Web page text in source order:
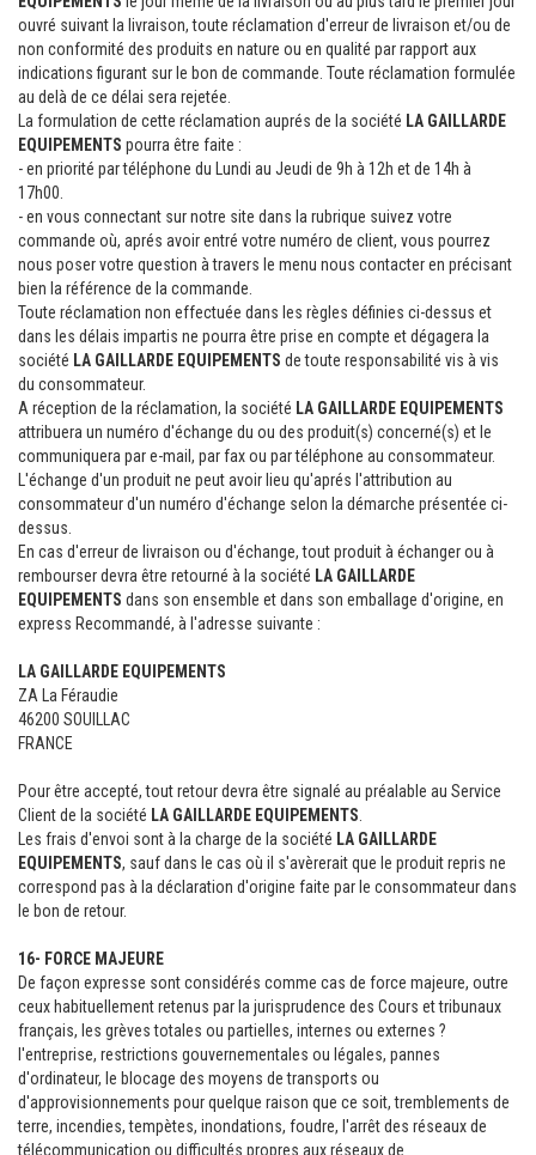
ouvré suivant la livraison, toute réclamation d'erreur de livraison et/ou de
non conformité des produits en nature ou en qualité par rapport aux
indications figurant sur le bon de commande. Toute réclamation formulée
au delà de ce délai sera rejetée.
La formulation de cette réclamation auprés de la société LA GAILLARDE
EQUIPEMENTS pourra être faite :
- en priorité par téléphone du Lundi au Jeudi de 9h à 12h et de 14h à
17h00.
- en vous connectant sur notre site dans la rubrique suivez votre
commande où, aprés avoir entré votre numéro de client, vous pourrez
nous poser votre question à travers le menu nous contacter en précisant
bien la référence de la commande.
Toute réclamation non effectuée dans les règles définies ci-dessus et
dans les délais impartis ne pourra être prise en compte et dégagera la
société LA GAILLARDE EQUIPEMENTS de toute responsabilité vis à vis
du consommateur.
A réception de la réclamation, la société LA GAILLARDE EQUIPEMENTS
attribuera un numéro d'échange du ou des produit(s) concerné(s) et le
communiquera par e-mail, par fax ou par téléphone au consommateur.
L'échange d'un produit ne peut avoir lieu qu'aprés l'attribution au
consommateur d'un numéro d'échange selon la démarche présentée ci-
dessus.
En cas d'erreur de livraison ou d'échange, tout produit à échanger ou à
rembourser devra être retourné à la société LA GAILLARDE
EQUIPEMENTS dans son ensemble et dans son emballage d'origine, en
express Recommandé, à l'adresse suivante :
LA GAILLARDE EQUIPEMENTS
ZA La Féraudie
46200 SOUILLAC
FRANCE
Pour être accepté, tout retour devra être signalé au préalable au Service
Client de la société LA GAILLARDE EQUIPEMENTS
Les frais d'envoi sont à la charge de la société LA GAILLARDE
EQUIPEMENTS, sauf dans le cas où il s'avèrerait que le produit repris ne
correspond pas à la déclaration d'origine faite par le consommateur dans
le bon de retour.
16- FORCE MAJEURE
De façon expresse sont considérés comme cas de force majeure, outre
ceux habituellement retenus par la jurisprudence des Cours et tribunaux
français, les grèves totales ou partielles, internes ou externes ?
l'entreprise, restrictions gouvernementales ou légales, pannes
d'ordinateur, le blocage des moyens de transports ou
d'approvisionnements pour quelque raison que ce soit, tremblements de
terre, incendies, tempètes, inondations, foudre, l'arrêt des réseaux de
télécommunication ou difficultés propres aux réseaux de